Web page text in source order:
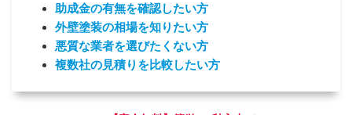
助成金の有無を確認したい方
外壁塗装の相場を知りたい方
悪質な業者を選びたくない方
複数社の見積りを比較したい方